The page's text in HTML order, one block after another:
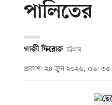
পালিতের
গাজী ফিরোজ চট্টগ্রাম
প্রকাশ: ২৪ জুন ২০২৬, ০৬: ৩৫